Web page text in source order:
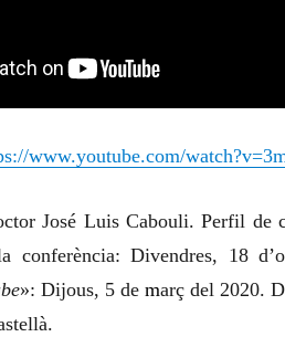
www.youtube.com/
José Luis Cabouli.Perfil de
conferència: Divendres, 18
»: Dijous, 5 demarç del 2020.